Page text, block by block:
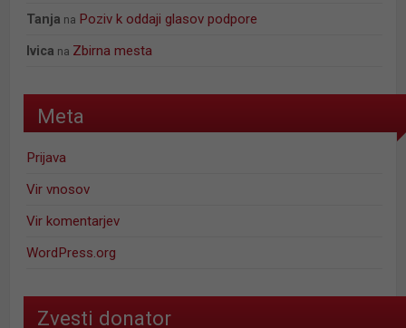
Tanja na Poziv k oddaji glasov podpore
Ivica na Zbirna mesta
Meta
Prijava
Vir vnosov
Vir komentarjev
WordPress.org
Zvesti donator